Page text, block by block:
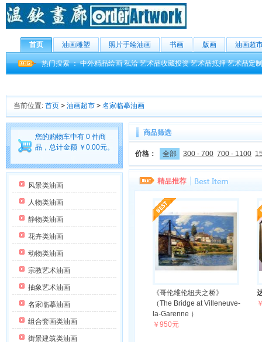
首页 油画雕塑 照片手绘油画 书画 版画 油画超
热门搜索 ：中外精品绘画 私洽 艺术品收藏投资 艺术品抵押 艺术品定制
当前位置: 首页 > 油画超市 > 名家临摹油画
您的购物车中有 0 件商
品，总计金额 ￥0.00元。
风景类油画
人物类油画
静物类油画
花卉类油画
动物类油画
宗教艺术油画
抽象艺术油画
名家临摹油画
组合套画类油画
街景建筑类油画
商品筛选
价格： 全部 300 - 700 700 - 1100
《哥伦维伦纽夫之桥》
（The Bridge at Villeneuve-
la-Garenne ）
￥950元